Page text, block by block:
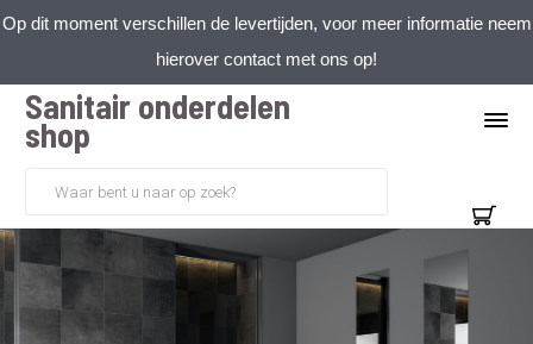
Op dit moment verschillen de levertijden, voor meer informatie neem
hierover contact met ons op!
Sanitair onderdelen
shop